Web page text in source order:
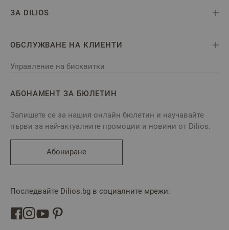
ЗА DILIOS
ОБСЛУЖВАНЕ НА КЛИЕНТИ
Управление на бисквитки
АБОНАМЕНТ ЗА БЮЛЕТИН
Запишете се за нашия онлайн бюлетин и научавайте
първи за най-актуалните промоции и новини от Dilios.
Абониране
Последвайте Dilios.bg в социалните мрежи: